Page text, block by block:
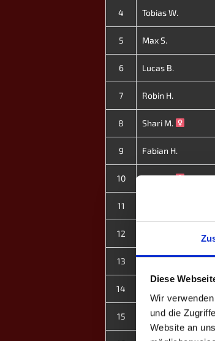
Diese
Wir
und die
Website an
4 Tobias W.
5 Max S.
6 Lucas B.
7 Robin H.
8 Shari M.
9 Fabian H.
10 Paula B.
11
12
13 Marius L.
14
15 Linda M.